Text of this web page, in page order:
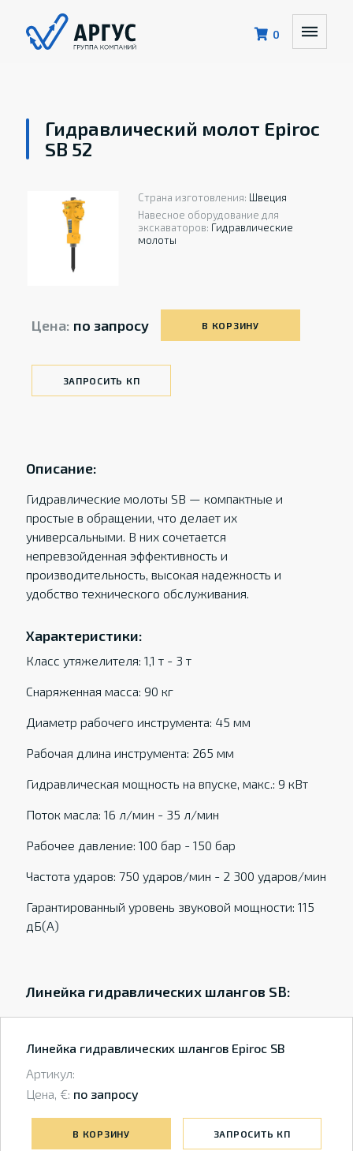
0
Гидравлический молот Epiroc
SB 52
Страна изготовления: Швеция
Навесное оборудование для
экскаваторов: Гидравлические
молоты
Цена: по запросу В КОРЗИНУ
ЗАПРОСИТЬ КП
Описание:
Гидравлические молоты SB — компактные и
простые в обращении, что делает их
универсальными. В них сочетается
непревзойденная эффективность и
производительность, высокая надежность и
удобство технического обслуживания.
Характеристики:
Класс утяжелителя: 1,1 т - 3 т
Снаряженная масса: 90 кг
Диаметр рабочего инструмента: 45 мм
Рабочая длина инструмента: 265 мм
Гидравлическая мощность на впуске, макс.: 9 кВт
Поток масла: 16 л/мин - 35 л/мин
Рабочее давление: 100 бар - 150 бар
Частота ударов: 750 ударов/мин - 2 300 ударов/мин
Гарантированный уровень звуковой мощности: 115
дБ(А)
Линейка гидравлических шлангов SB:
Линейка гидравлических шлангов Epiroc SB
Артикул:
Цена, €: по запросу
В КОРЗИНУ ЗАПРОСИТЬ КП